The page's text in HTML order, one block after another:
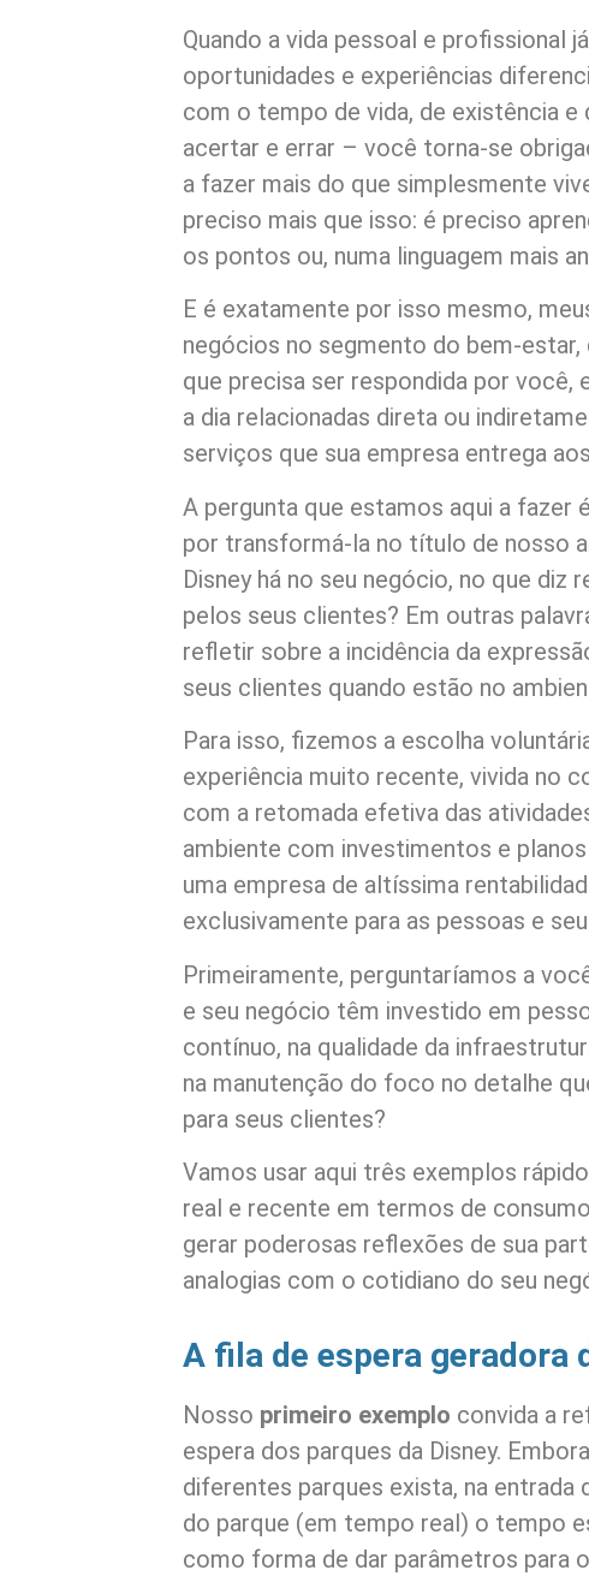
Quando a vida pessoal e profissional
oportunidades e experiências
com o tempo de vida, de existência
acertar e errar – você torna-se
a fazer mais do que simplesmente
preciso mais que isso: é preciso
os pontos ou, numa linguagem mais
E é exatamente por isso mesmo,
negócios no segmento do bem-
que precisa ser respondida por você,
a dia relacionadas direta ou
serviços que sua empresa entrega
A pergunta que estamos aqui a fazer
por transformá-la no título de nosso
Disney há no seu negócio, no que diz
pelos seus clientes? Em outras
refletir sobre a incidência da
seus clientes quando estão no
Para isso, fizemos a escolha
experiência muito recente, vivida no
com a retomada efetiva das
ambiente com investimentos e
uma empresa de altíssima
exclusivamente para as pessoas e
Primeiramente, perguntaríamos a
e seu negócio têm investido em
contínuo, na qualidade da
na manutenção do foco no detalhe
para seus clientes?
Vamos usar aqui três exemplos
real e recente em termos de
gerar poderosas reflexões de sua
analogias com o cotidiano do seu
A fila de espera geradora
Nosso primeiro exemplo convida a
espera dos parques da Disney.
diferentes parques exista, na
do parque (em tempo real) o tempo
como forma de dar parâmetros para